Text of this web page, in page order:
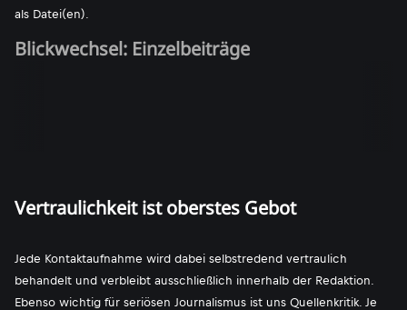
als Datei(en).
Blickwechsel: Einzelbeiträge
Vertraulichkeit ist oberstes Gebot
Jede Kontaktaufnahme wird dabei selbstredend vertraulich
behandelt und verbleibt ausschließlich innerhalb der Redaktion.
Ebenso wichtig für seriösen Journalismus ist uns Quellenkritik. Je